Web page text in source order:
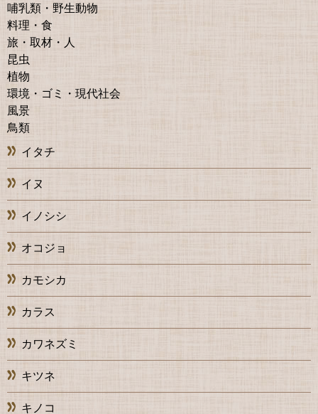
哺乳類・野生動物
料理・食
旅・取材・人
昆虫
植物
環境・ゴミ・現代社会
風景
鳥類
イタチ
イヌ
イノシシ
オコジョ
カモシカ
カラス
カワネズミ
キツネ
キノコ